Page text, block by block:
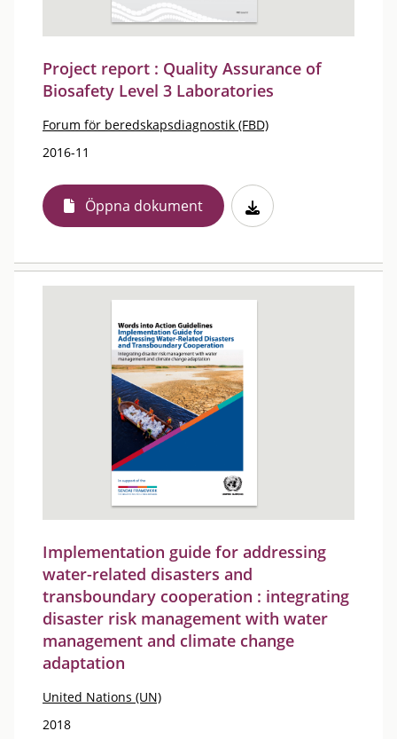
Project report : Quality Assurance of
Biosafety Level 3 Laboratories
Forum för beredskapsdiagnostik (FBD)
2016-11
Öppna dokument
Implementation guide for addressing
water-related disasters and
transboundary cooperation : integrating
disaster risk management with water
management and climate change
adaptation
United Nations (UN)
2018